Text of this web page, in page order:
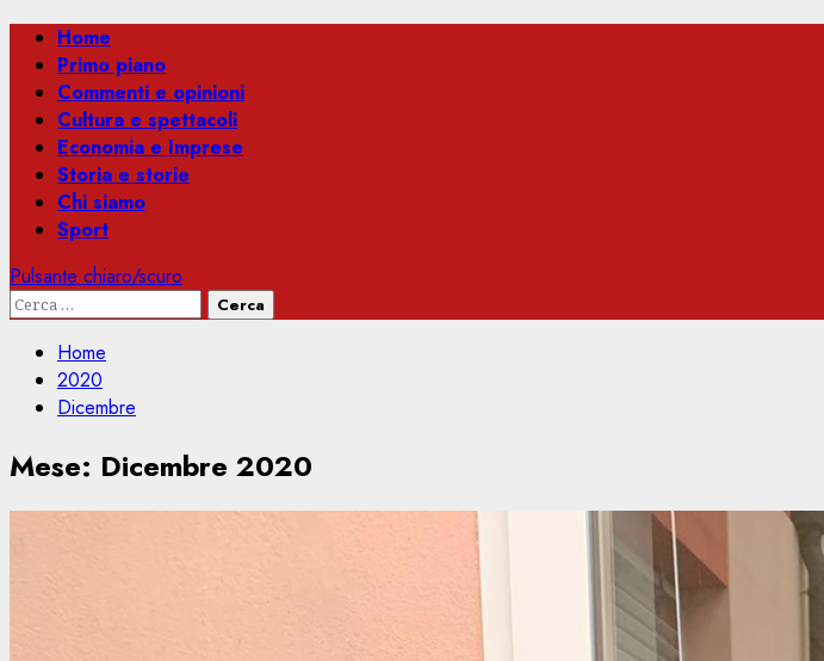
Menu
principale
Home
Primo piano
Commenti e opinioni
Cultura e spettacoli
Economia e Imprese
Storia e storie
Chi siamo
Sport
Pulsante chiaro/scuro
Ricerca
Home
2020
Dicembre
Mese: Dicembre 2020